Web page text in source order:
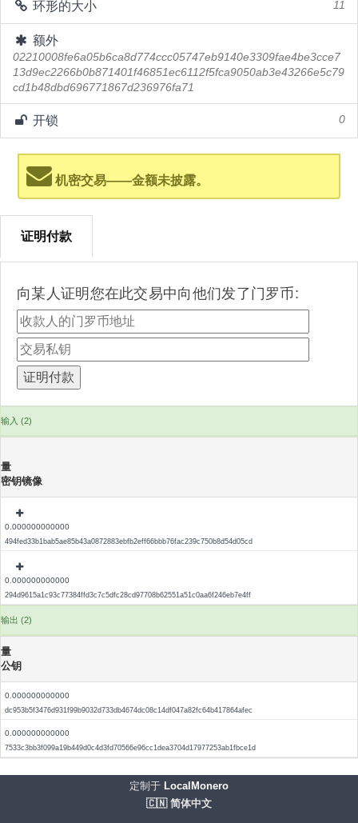
环形的大小 11
额外
02210008fe6a05b6ca8d774ccc05747eb9140e3309fae4be3cce7
13d9ec2266b0b871401f46851ec6112f5fca9050ab3e43266e5c79
cd1b48dbd696771867d236976fa71
开锁 0
机密交易——金额未披露。
证明付款
向某人证明您在此交易中向他们发了门罗币:
输入 (2)
量
密钥镜像
0.000000000000
494fed33b1bab5ae85b43a0872883ebfb2eff66bbb76fac239c750b8d54d05cd
0.000000000000
294d9615a1c93c77384ffd3c7c5dfc28cd97708b62551a51c0aa6f246eb7e4ff
输出 (2)
量
公钥
0.000000000000
dc953b5f3476d931f99b9032d733db4674dc08c14df047a82fc64b417864afec
0.000000000000
7533c3bb3f099a19b449d0c4d3fd70566e96cc1dea3704d17977253ab1fbce1d
定制于 LocalMonero
🇨🇳 简体中文